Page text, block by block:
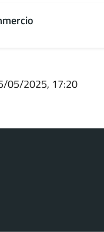
05/2025, 17:20